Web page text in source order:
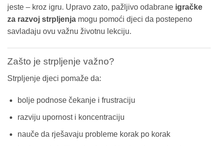
jeste – kroz igru. Upravo zato, pažljivo odabrane igračke
za razvoj strpljenja mogu pomoći djeci da postepeno
savladaju ovu važnu životnu lekciju.
Zašto je strpljenje važno?
Strpljenje djeci pomaže da:
bolje podnose čekanje i frustraciju
razviju upornost i koncentraciju
nauče da rješavaju probleme korak po korak